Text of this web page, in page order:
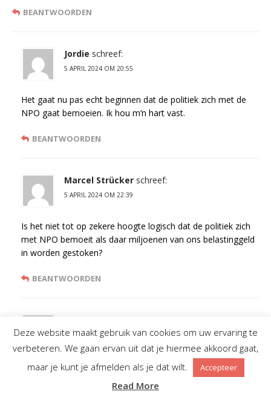
BEANTWOORDEN
Jordie schreef:
5 APRIL 2024 OM 20:55
Het gaat nu pas echt beginnen dat de politiek zich met de
NPO gaat bemoeien. Ik hou m’n hart vast.
BEANTWOORDEN
Marcel Strücker schreef:
5 APRIL 2024 OM 22:39
Is het niet tot op zekere hoogte logisch dat de politiek zich
met NPO bemoeit als daar miljoenen van ons belastinggeld
in worden gestoken?
BEANTWOORDEN
6 APRIL 2024 OM 18:12
Ach dat is niets nieuws,
In 1974 draaide de politiek, lees PvdA en KVP, Veronica en
Noordzee de nek om. Onbeduidende muziekzenders, kan je
Deze website maakt gebruik van cookies om uw ervaring te
verbeteren. We gaan ervan uit dat je hiermee akkoord gaat,
maar je kunt je afmelden als je dat wilt.
Accepteer
Read More